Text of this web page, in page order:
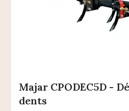
Majar CPODEC5D -
dents